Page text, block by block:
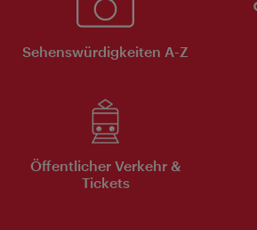
Sehenswürdigkeiten A-Z
Öffentlicher Verkehr &
Tickets